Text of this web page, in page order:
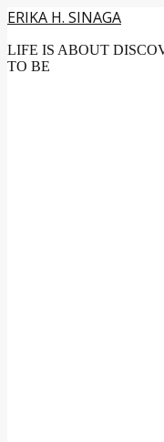
ERIKA H. SINAGA
LIFE IS ABOUT
TO BE